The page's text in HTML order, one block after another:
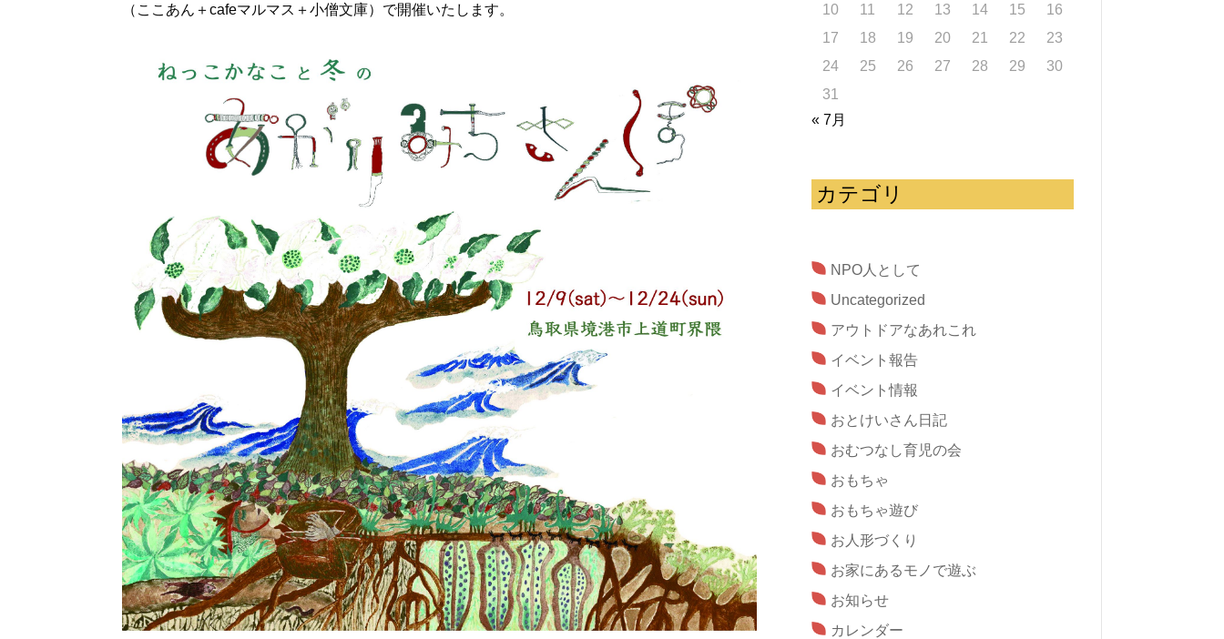
（ここあん＋cafeマルマス＋小僧文庫）で開催いたします。
10
11 12 13 14 15
16
17
18 19 20 21 22
23
24
25 26 27 28 29
30
31
« 7月
カテゴリ
NPO人として
Uncategorized
アウトドアなあれこれ
イベント報告
イベント情報
おとけいさん日記
おむつなし育児の会
おもちゃ
おもちゃ遊び
お人形づくり
お家にあるモノで遊ぶ
お知らせ
カレンダー